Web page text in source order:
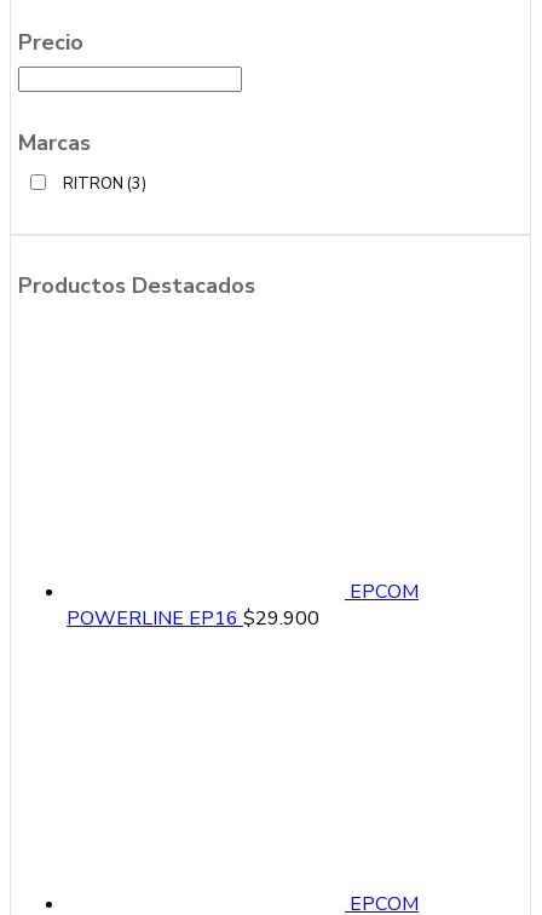
Precio
Marcas
RITRON (3)
Productos Destacados
EPCOM
POWERLINE EP16 $29.900
EPCOM